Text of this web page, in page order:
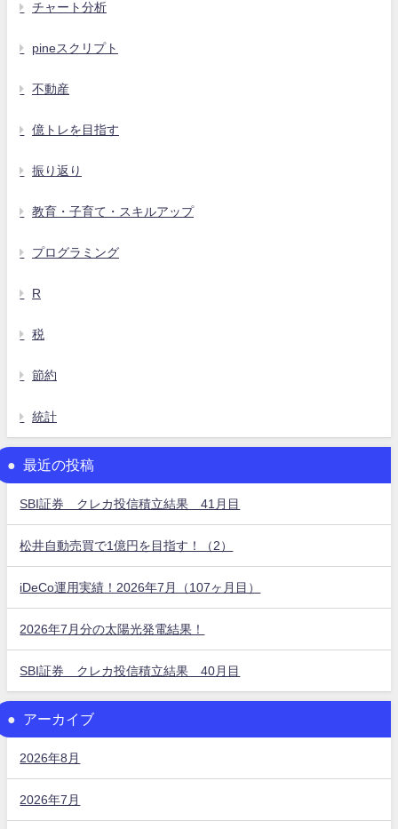
チャート分析
pineスクリプト
不動産
億トレを目指す
振り返り
教育・子育て・スキルアップ
プログラミング
R
税
節約
統計
最近の投稿
SBI証券 クレカ投信積立結果 41月目
松井自動売買で1億円を目指す！（2）
iDeCo運用実績！2026年7月（107ヶ月目）
2026年7月分の太陽光発電結果！
SBI証券 クレカ投信積立結果 40月目
アーカイブ
2026年8月
2026年7月